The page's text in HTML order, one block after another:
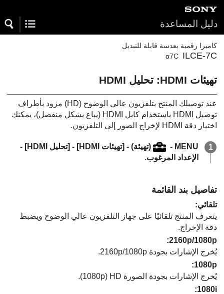
دليل المساعدة
كاميرا رقمية بعدسة قابلة للتبديل
ILCE-7C
α7C
تهيئات HDMI‎‏ : تحليل HDMI‎‏
عند توصيلك المنتج بتلفزيون عالي الوضوح (HD) مزود بأطراف
توصيل HDMI باستخدام كابل HDMI (يباع بشكل منفصل)، يمكنك
اختيار دقة HDMI لإخراج الصور إلى التلفزيون.
MENU
- ‏
(تهيئة‏) - [تهيئات HDMI‎‏‏] - [تحليل HDMI‎‏]
-
الإعداد المرغوب.
تفاصيل بند القائمة
تلقائي:
يتعرف المنتج تلقائيًا على جهاز التلفزيون عالي الوضوح ويضبط
دقة الإخراج.
:
يُخرج الإشارات بجودة 2160p/1080p.
:
يُخرج الإشارات بجودة الصورة HD (‏1080p).
: